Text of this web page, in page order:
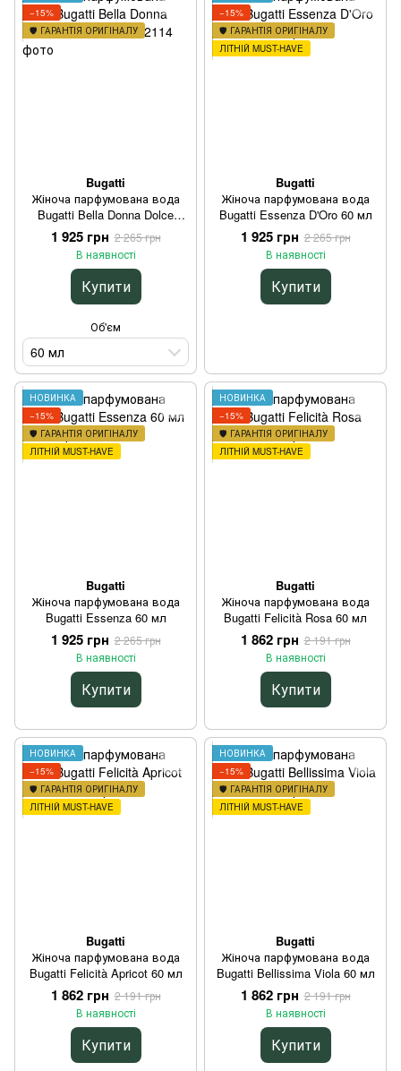
−15%
🛡️ ГАРАНТІЯ ОРИГІНАЛУ
Bugatti
Жіноча парфумована вода
Bugatti Bella Donna Dolce
Amore 60 мл
1 925 грн 2 265 грн
В наявності
Купити
Об'єм
60 мл
−15%
🛡️ ГАРАНТІЯ ОРИГІНАЛУ
ЛІТНІЙ MUST-HAVE
Bugatti
Жіноча парфумована вода
Bugatti Essenza D'Oro 60 мл
1 925 грн 2 265 грн
В наявності
Купити
НОВИНКА
−15%
🛡️ ГАРАНТІЯ ОРИГІНАЛУ
ЛІТНІЙ MUST-HAVE
Bugatti
Жіноча парфумована вода
Bugatti Essenza 60 мл
1 925 грн 2 265 грн
В наявності
Купити
НОВИНКА
−15%
🛡️ ГАРАНТІЯ ОРИГІНАЛУ
ЛІТНІЙ MUST-HAVE
Bugatti
Жіноча парфумована вода
Bugatti Felicità Rosa 60 мл
1 862 грн 2 191 грн
В наявності
Купити
НОВИНКА
−15%
🛡️ ГАРАНТІЯ ОРИГІНАЛУ
ЛІТНІЙ MUST-HAVE
Bugatti
Жіноча парфумована вода
Bugatti Felicità Apricot 60 мл
1 862 грн 2 191 грн
В наявності
Купити
НОВИНКА
−15%
🛡️ ГАРАНТІЯ ОРИГІНАЛУ
ЛІТНІЙ MUST-HAVE
Bugatti
Жіноча парфумована вода
Bugatti Bellissima Viola 60 мл
1 862 грн 2 191 грн
В наявності
Купити